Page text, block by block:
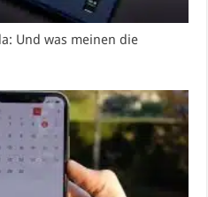
Und was meinen die